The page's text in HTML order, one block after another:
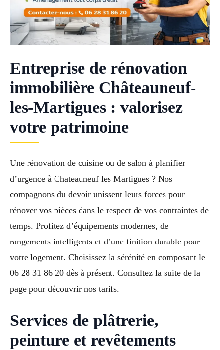
Entreprise de rénovation
immobilière Châteauneuf-
les-Martigues : valorisez
votre patrimoine
Une rénovation de cuisine ou de salon à planifier
d’urgence à Chateauneuf les Martigues ? Nos
compagnons du devoir unissent leurs forces pour
rénover vos pièces dans le respect de vos contraintes de
temps. Profitez d’équipements modernes, de
rangements intelligents et d’une finition durable pour
votre logement. Choisissez la sérénité en composant le
06 28 31 86 20 dès à présent. Consultez la suite de la
page pour découvrir nos tarifs.
Services de plâtrerie,
peinture et revêtements